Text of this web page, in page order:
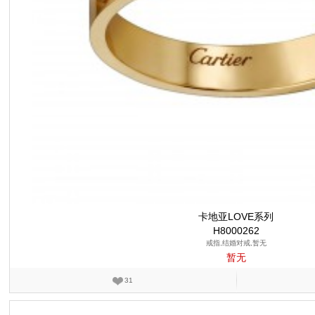
卡地亚LOVE系列
H8000262
戒指,结婚对戒,暂无
暂无
31